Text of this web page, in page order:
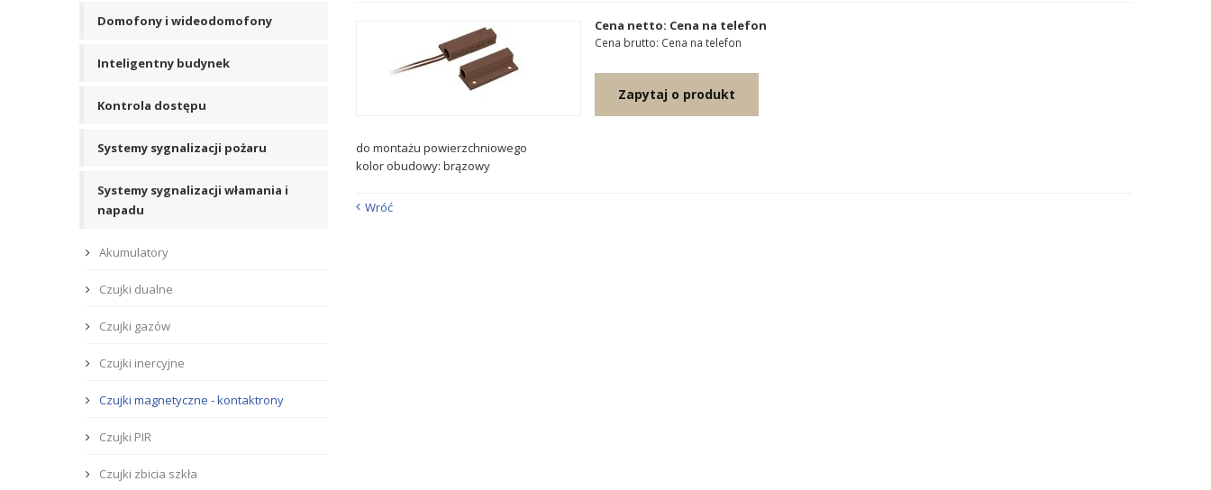
Cena netto: Cena na telefon
Cena brutto: Cena na telefon
Zapytaj o produkt
do montażu powierzchniowego
kolor obudowy: brązowy
Wróć
Domofony i wideodomofony
Inteligentny budynek
Kontrola dostępu
Systemy sygnalizacji pożaru
Systemy sygnalizacji włamania i
napadu
Akumulatory
Czujki dualne
Czujki gazów
Czujki inercyjne
Czujki magnetyczne - kontaktrony
Czujki PIR
Czujki zbicia szkła